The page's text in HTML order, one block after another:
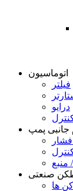
اتوماسیون
فیلتر
درایو
جانبی پمپ
منبع
صنعتی
ها